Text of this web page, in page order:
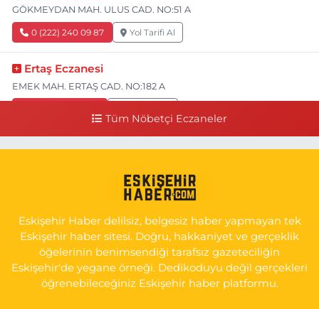
GÖKMEYDAN MAH. ULUS CAD. NO:51 A
0 (222) 240 09 87 Yol Tarifi Al
Ertaş Eczanesi
EMEK MAH. ERTAŞ CAD. NO:182 A
YAN SOKAĞI POLİKLİNİK KAPISI TAM KARŞISI I
Yol Tarifi Al
Tüm Nöbetçi Eczaneler
Eskişehir Haber delilsiz, belgesiz haber yapmayan tek
Eskişehir haber sitesi. Doğru, hakkaniyet ve gerçeklik
öğelerinin benimsendiği tarafsız gazeteciliğin
Eskişehir'de yegane örneği. Dedikoduyu değil gerçekleri
öğrenebileceğiniz Eskişehir haber platformu.